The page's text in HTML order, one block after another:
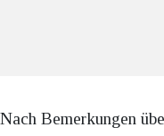
Nach Bemerkungen